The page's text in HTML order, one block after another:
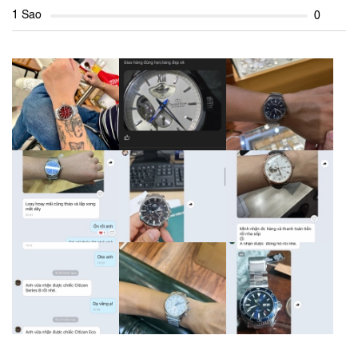
1 Sao
0